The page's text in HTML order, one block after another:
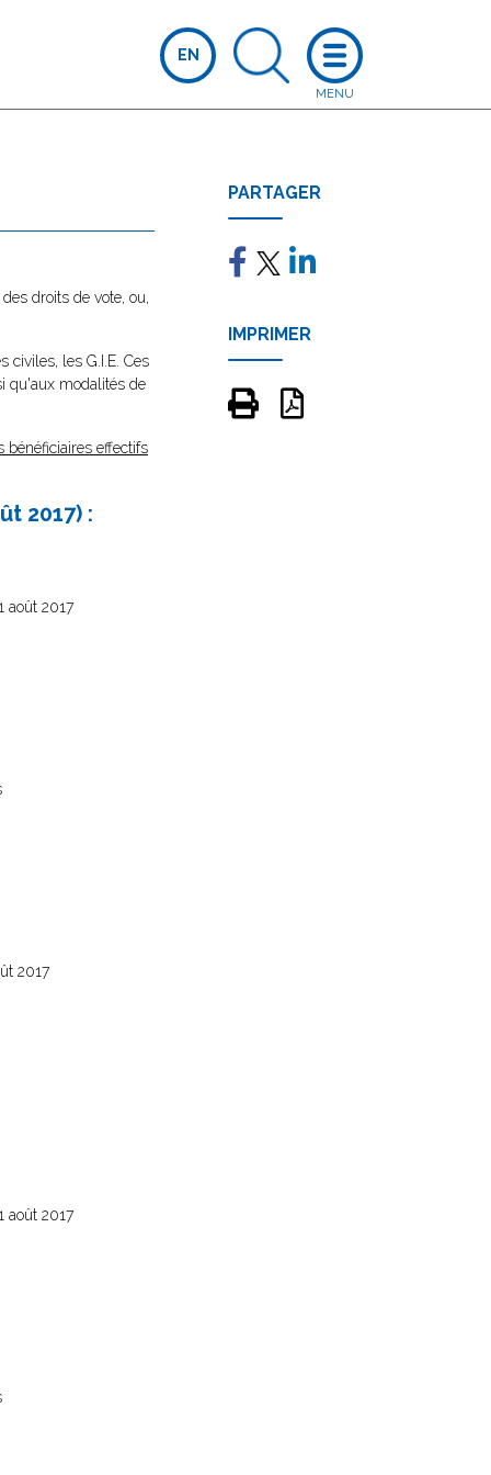
EN
droits de vote, ou,
civiles, les G.I.E. Ces
qu'aux modalités de
bénéficiaires effectifs
2017) :
août 2017
2017
août 2017
PARTAGER
IMPRIMER